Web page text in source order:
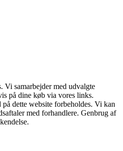
samarbejder med udvalgte
på dine køb via vores links.
dette website forbeholdes. Vi kan
med forhandlere. Genbrug af